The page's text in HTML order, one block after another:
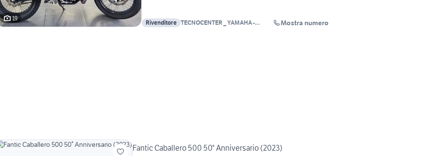
19
Rivenditore TECNOCENTER _ YAMAHA -
Mostra numero
Fantic Caballero 500 50° Anniversario (2023)